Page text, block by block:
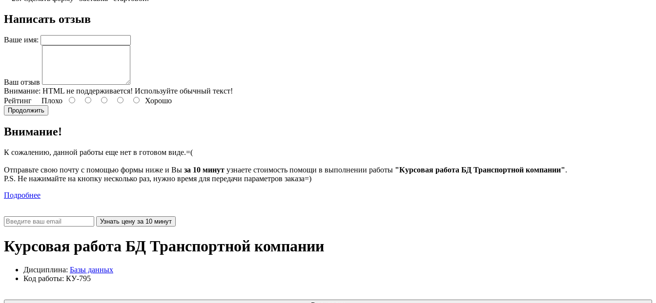
Написать отзыв
Ваше имя:
Ваш отзыв
Внимание: HTML не поддерживается! Используйте обычный текст!
Рейтинг Плохо Хорошо
Продолжить
Внимание!
К сожалению, данной работы еще нет в готовом виде.=(
Отправьте свою почту с помощью формы ниже и Вы за 10 минут узнаете стоимость помощи в выполнении работы "Курсовая работа БД Транспортной компании".
P.S. Не нажимайте на кнопку несколько раз, нужно время для передачи параметров заказа=)
Подробнее
Курсовая работа БД Транспортной компании
Дисциплина: Базы данных
Код работы: КУ-795